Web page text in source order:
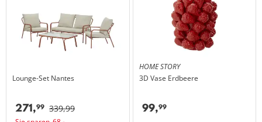
Lounge-Set Nantes
339,99
271,99
HOME STORY
3D Vase Erdbeere
99,99